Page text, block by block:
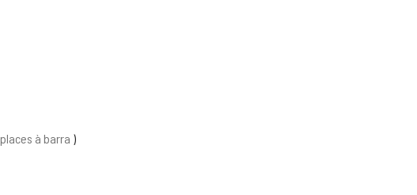
places à barra